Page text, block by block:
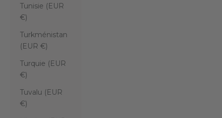
Tunisie (EUR
€)
Turkménistan
(EUR €)
Turquie (EUR
€)
Tuvalu (EUR
€)